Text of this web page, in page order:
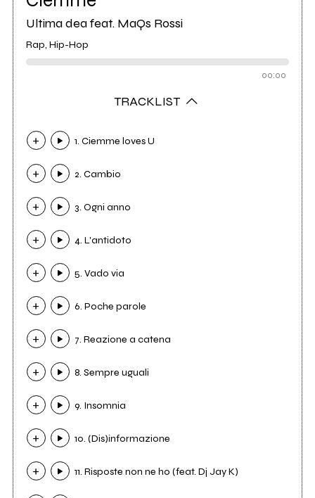
Ultima dea feat. MaQs Rossi
Rap, Hip-Hop
00:00
TRACKLIST
1. Ciemme loves U
2. Cambio
3. Ogni anno
4. L'antidoto
5. Vado via
6. Poche parole
7. Reazione a catena
8. Sempre uguali
9. Insomnia
10. (Dis)informazione
11. Risposte non ne ho (feat. Dj Jay K)